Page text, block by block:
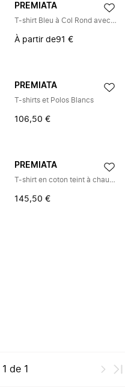
PREMIATA
T-shirt Bleu à Col Rond avec Logo Imprimé
À partir de91 €
PREMIATA
T-shirts et Polos Blancs
106,50 €
PREMIATA
T-shirt en coton teint à chaud avec sérigraphie
145,50 €
1 de 1